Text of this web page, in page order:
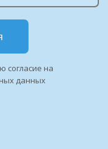
согласие на
данных